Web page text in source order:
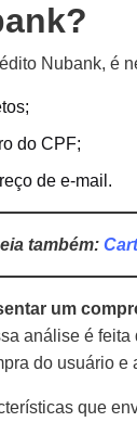
Nubank, é
do CPF;
de e-mail.
também:
um
análise é
do usuário e
que